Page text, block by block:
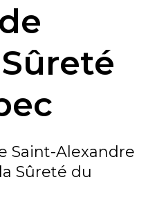
Saint-Alexandre
Sûreté du